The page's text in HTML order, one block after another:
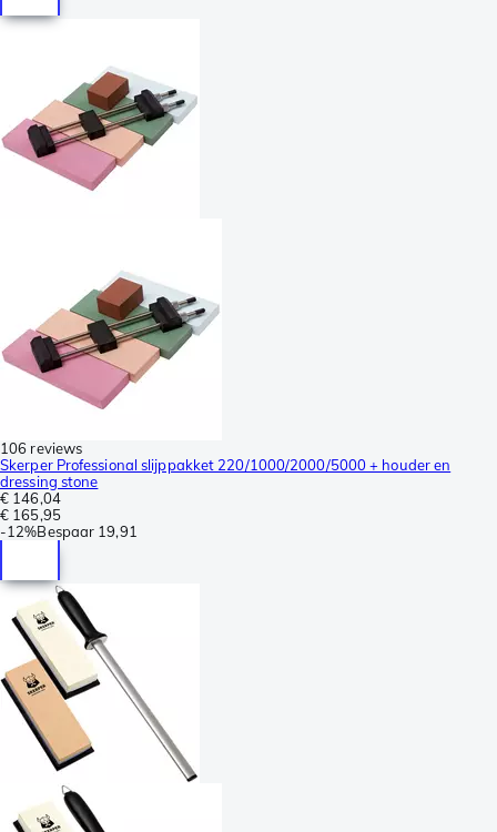
106 reviews
Skerper Professional slijppakket 220/1000/2000/5000 + houder en
dressing stone
€ 146,04
€ 165,95
-12%Bespaar 19,91